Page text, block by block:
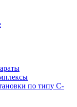
по типу С-